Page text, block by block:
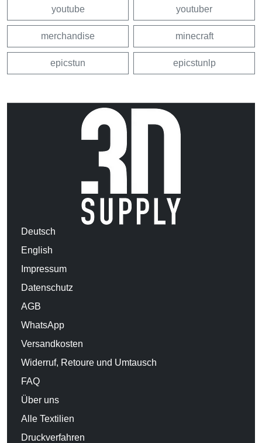
youtube youtuber
merchandise minecraft
epicstun epicstunlp
Deutsch
English
Impressum
Datenschutz
AGB
WhatsApp
Versandkosten
Widerruf, Retoure und Umtausch
FAQ
Über uns
Alle Textilien
Druckverfahren